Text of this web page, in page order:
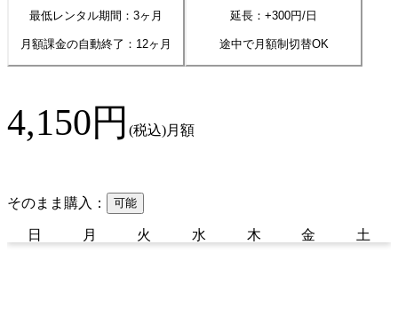
最低レンタル期間：3ヶ月
月額課金の自動終了： 12ヶ月
延長：+300円/日
途中で月額制切替OK
4,150円 (税込)月額
そのまま購入： 可能
日 月 火 水 木 金 土